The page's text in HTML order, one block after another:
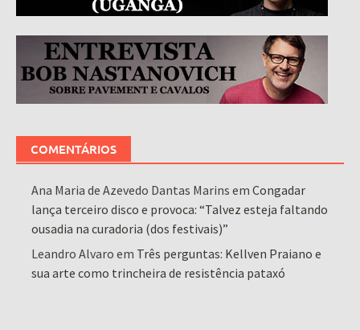
COMENTÁRIOS
Ana Maria de Azevedo Dantas Marins emCongadar
lança terceiro disco e provoca: “Talvez esteja faltando
ousadia na curadoria (dos festivais)”
Leandro Alvaro em Três perguntas: Kellven Praiano e
sua arte como trincheira de resistência pataxó